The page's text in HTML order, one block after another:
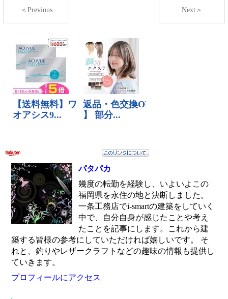
＜Previous Next＞
パタパカ
幾度の転勤を経験し、いよいよこの
福岡県を永住の地と決断しました。
一条工務店でi-smartの建築をしていく
中で、自分自身が感じたことや考え
たことを記事にします。これから建
築する皆様の参考にしていただければ嬉しいです。 そ
れと、釣りやレザークラフトなどの趣味の情報も提供し
ていきます。
プロフィールにアクセス